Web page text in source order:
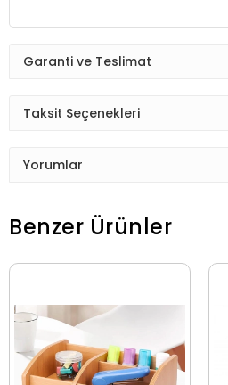
Garanti ve Teslimat
Taksit Seçenekleri
Yorumlar
Benzer Ürünler